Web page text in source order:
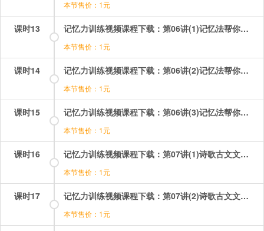
本节售价：1元
课时13 记忆力训练视频课程下载：第06讲(1)记忆法帮你成为中文词汇小达人 第1段.mp4
本节售价：1元
课时14 记忆力训练视频课程下载：第06讲(2)记忆法帮你成为中文词汇小达人第2段.mp4
本节售价：1元
课时15 记忆力训练视频课程下载：第06讲(3)记忆法帮你成为中文词汇小达人 第3段.mp4
本节售价：1元
课时16 记忆力训练视频课程下载：第07讲(1)诗歌古文文章轻松记 第1段.mp4
本节售价：1元
课时17 记忆力训练视频课程下载：第07讲(2)诗歌古文文章轻松记 第2段.mp4
本节售价：1元